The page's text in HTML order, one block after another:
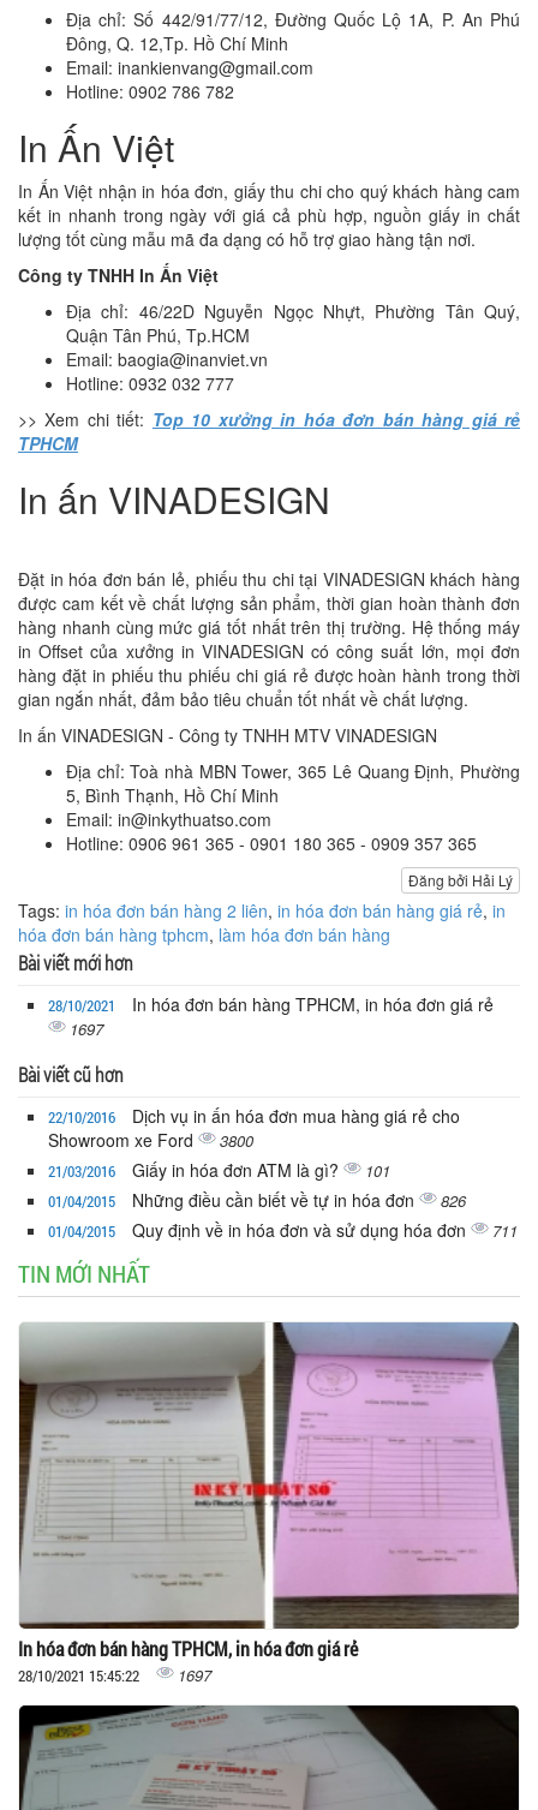
Địa chỉ: Số 442/91/77/12, Đường Quốc Lộ 1A, P. An Phú
Đông, Q. 12,Tp. Hồ Chí Minh
Email: inankienvang@gmail.com
Hotline: 0902 786 782
In Ấn Việt
In Ấn Việt nhận in hóa đơn, giấy thu chi cho quý khách hàng cam
kết in nhanh trong ngày với giá cả phù hợp, nguồn giấy in chất
lượng tốt cùng mẫu mã đa dạng có hỗ trợ giao hàng tận nơi.
Công ty TNHH In Ấn Việt
Địa chỉ: 46/22D Nguyễn Ngọc Nhựt, Phường Tân Quý,
Quận Tân Phú, Tp.HCM
Email: baogia@inanviet.vn
Hotline: 0932 032 777
>> Xem chi tiết: Top 10 xưởng in hóa đơn bán hàng giá rẻ
TPHCM
In ấn VINADESIGN
Đặt in hóa đơn bán lẻ, phiếu thu chi tại VINADESIGN khách hàng
được cam kết về chất lượng sản phẩm, thời gian hoàn thành đơn
hàng nhanh cùng mức giá tốt nhất trên thị trường. Hệ thống máy
in Offset của xưởng in VINADESIGN có công suất lớn, mọi đơn
hàng đặt in phiếu thu phiếu chi giá rẻ được hoàn hành trong thời
gian ngắn nhất, đảm bảo tiêu chuẩn tốt nhất về chất lượng.
In ấn VINADESIGN - Công ty TNHH MTV VINADESIGN
Địa chỉ: Toà nhà MBN Tower, 365 Lê Quang Định, Phường
5, Bình Thạnh, Hồ Chí Minh
Email: in@inkythuatso.com
Hotline: 0906 961 365 - 0901 180 365 - 0909 357 365
Đăng bởi Hải Lý
Tags: in hóa đơn bán hàng 2 liên, in hóa đơn bán hàng giá rẻ, in
hóa đơn bán hàng tphcm, làm hóa đơn bán hàng
Bài viết mới hơn
28/10/2021 In hóa đơn bán hàng TPHCM, in hóa đơn giá rẻ
1697
Bài viết cũ hơn
22/10/2016
Dịch vụ in ấn hóa đơn mua hàng giá rẻ cho
Showroom xe Ford
3800
21/03/2016 Giấy in hóa đơn ATM là gì? 101
01/04/2015 Những điều cần biết về tự in hóa đơn 826
01/04/2015 Quy định về in hóa đơn và sử dụng hóa đơn 711
TIN MỚI NHẤT
In hóa đơn bán hàng TPHCM, in hóa đơn giá rẻ
28/10/2021 15:45:22 1697